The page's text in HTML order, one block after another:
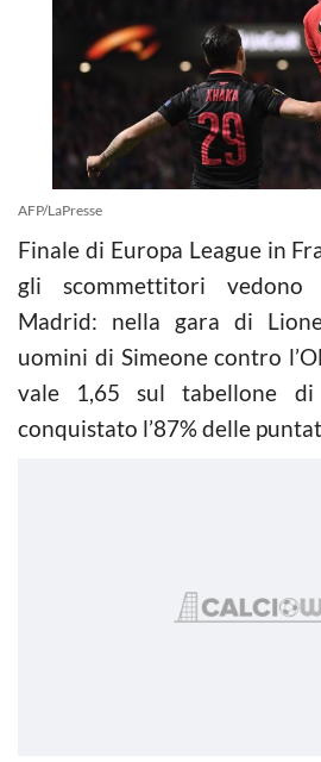
AFP/LaPresse
Finale di Europa League in
gli scommettitori vedono
Madrid: nella gara di
uomini di Simeone contro
vale 1,65 sul tabellone
conquistato l’87% delle